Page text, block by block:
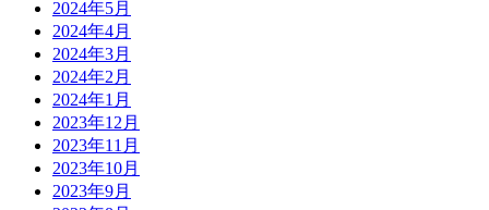
2024年5月
2024年4月
2024年3月
2024年2月
2024年1月
2023年12月
2023年11月
2023年10月
2023年9月